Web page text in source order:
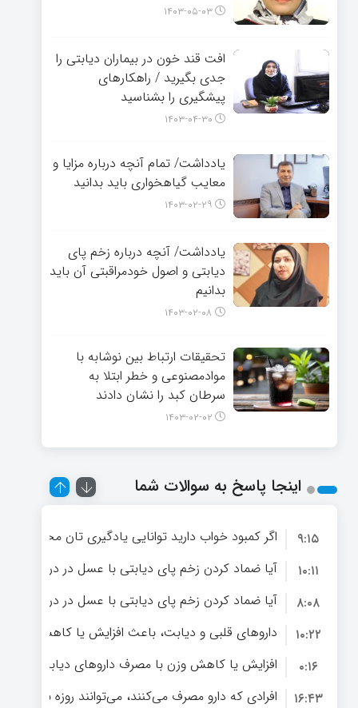
۱۴۰۳-۰۵-۰۳
افت قند خون در بیماران دیابتی را
جدی بگیرید / راهکارهای
پیشگیری را بشناسید
۱۴۰۳-۰۴-۳۰
یادداشت/ تمام آنچه درباره مزایا و
معایب گیاهخواری باید بدانید
۱۴۰۳-۰۲-۲۹
یادداشت/ آنچه درباره زخم پای
دیابتی و اصول خودمراقبتی آن باید
بدانیم
۱۴۰۳-۰۲-۰۸
تحقیقات ارتباط بین نوشابه با
موادمصنوعی و خطر ابتلا به
سرطان کبد را نشان دادند
۱۴۰۳-۰۲-۰۲
اینجا پاسخ به سوالات شما
اگر کمبود خواب دارید توانایی یادگیری تان مختل ۹:۱۵
مطالعه جامع
۱۰:۱۱
آیا ضماد کردن زخم پای دیابتی با عسل در درمان آن
۸:۰۸
داروهای قلبی و دیابت، باعث افزایش یا کاهش
گمراه کننده
۱۰:۲۲
افزایش یا کاهش وزن با مصرف داروهای دیابت
۰:۱۶
افرادی که دارو مصرف می‌کنند، می‌توانند روزه بگیرند؟
۱۶:۴۳